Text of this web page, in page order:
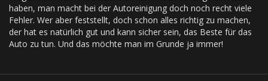
haben, man macht bei der Autoreinigung doch noch recht viele
Fehler. Wer aber feststellt, doch schon alles richtig zu machen,
der hat es natürlich gut und kann sicher sein, das Beste für das
Auto zu tun. Und das möchte man im Grunde ja immer!